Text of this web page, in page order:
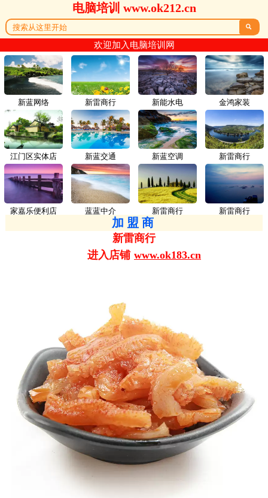
电脑培训 www.ok212.cn

欢迎加入电脑培训网
新蓝网络 新雷商行
江门区实体店 新蓝交通
家嘉乐便利店 蓝蓝中介
新能水电 金鸿家装
新蓝空调 新雷商行
新雷商行 新雷商行
加盟商
新雷商行
进入店铺 www.ok183.cn